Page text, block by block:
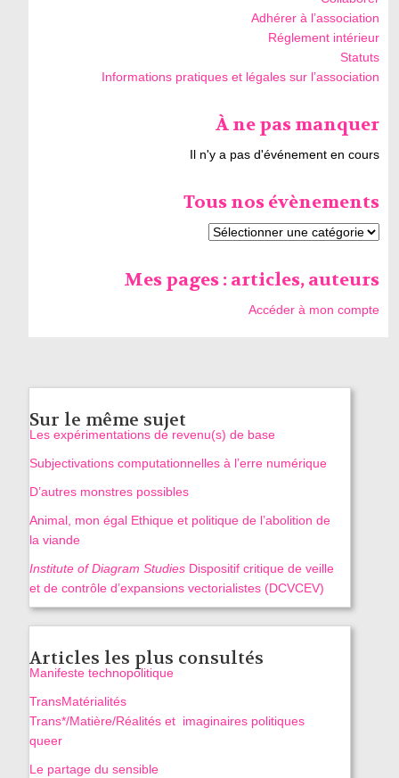
Adhérer à l’association
Réglement intérieur
Statuts
Informations pratiques et légales sur l’association
À ne pas manquer
Il n'y a pas d'événement en cours
Tous nos évènements
Mes pages : articles, auteurs
Accéder à mon compte
Sur le même sujet
Les expérimentations de revenu(s) de base
Subjectivations computationnelles à l’erre numérique
D’autres monstres possibles
Animal, mon égal Ethique et politique de l’abolition de
la viande
Institute of Diagram StudiesDispositif critique de veille
et de contrôle d’expansions vectorialistes (DCVCEV)
Articles les plus consultés
Manifeste technopolitique
TransMatérialités
Trans*/Matière/Réalités et imaginaires politiques
queer
Le partage du sensible